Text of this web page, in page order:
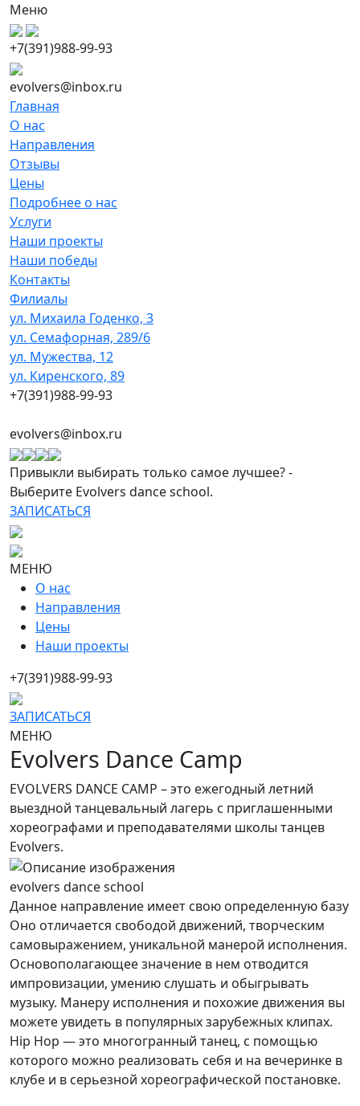
Меню
+7(391)988-99-93
evolvers@inbox.ru
Главная
О нас
Направления
Отзывы
Цены
Подробнее о нас
Услуги
Наши проекты
Наши победы
Контакты
Филиалы
ул. Михаила Годенко, 3
ул. Семафорная, 289/6
ул. Мужества, 12
ул. Киренского, 89
+7(391)988-99-93
evolvers@inbox.ru
Привыкли выбирать только самое лучшее? -
Выберите Evolvers dance school.
ЗАПИСАТЬСЯ
МЕНЮ
О нас
Направления
Цены
Наши проекты
+7(391)988-99-93
ЗАПИСАТЬСЯ
МЕНЮ
Evolvers Dance Camp
EVOLVERS DANCE CAMP – это ежегодный летний
выездной танцевальный лагерь с приглашенными
хореографами и преподавателями школы танцев
Evolvers.
evolvers dance school
Данное направление имеет свою определенную базу
Оно отличается свободой движений, творческим
самовыражением, уникальной манерой исполнения.
Основополагающее значение в нем отводится
импровизации, умению слушать и обыгрывать
музыку. Манеру исполнения и похожие движения вы
можете увидеть в популярных зарубежных клипах.
Hip Hop — это многогранный танец, с помощью
которого можно реализовать себя и на вечеринке в
клубе и в серьезной хореографической постановке.